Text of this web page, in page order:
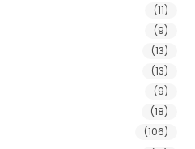
(11)
(9)
(13)
(13)
(9)
(18)
(106)